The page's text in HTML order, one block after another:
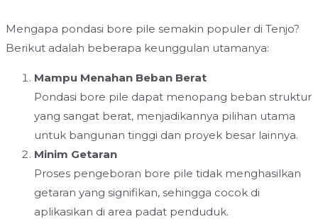
Mengapa pondasi bore pile semakin populer di Tenjo?
Berikut adalah beberapa keunggulan utamanya:
Mampu Menahan Beban Berat
Pondasi bore pile dapat menopang beban struktur
yang sangat berat, menjadikannya pilihan utama
untuk bangunan tinggi dan proyek besar lainnya.
Minim Getaran
Proses pengeboran bore pile tidak menghasilkan
getaran yang signifikan, sehingga cocok di
aplikasikan di area padat penduduk.